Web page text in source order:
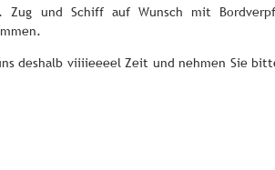
und Schiff auf Wunsch mit
deshalb viiiieeeel Zeit und nehmen Sie